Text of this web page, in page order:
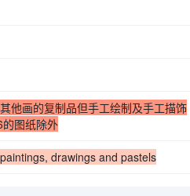
他画的复制品但手工绘制及手工描饰
图纸除外
paintings, drawings and pastels